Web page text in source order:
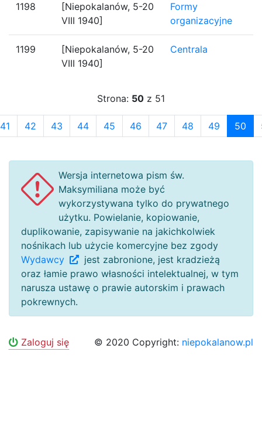
1198
[Niepokalanów, 5-20
VIII 1940]
Formy
organizacyjne
1199
[Niepokalanów, 5-20
VIII 1940]
Centrala
Strona: 50 z 51
41 42 43 44 45 46 47 48 49 50
Wersja internetowa pism św.
Maksymiliana może być
wykorzystywana tylko do prywatnego
użytku. Powielanie, kopiowanie,
duplikowanie, zapisywanie na jakichkolwiek
nośnikach lub użycie komercyjne bez zgody
Wydawcy
jest zabronione, jest kradzieżą
oraz łamie prawo własności intelektualnej, w tym
narusza ustawę o prawie autorskim i prawach
pokrewnych.
Zaloguj się © 2020 Copyright: niepokalanow.pl